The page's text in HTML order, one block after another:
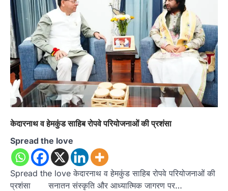
केदारनाथ व हेमकुंड साहिब रोपवे परियोजनाओं की प्रशंसा
Spread the love
Spread the love केदारनाथ व हेमकुंड साहिब रोपवे परियोजनाओं की
प्रशंसा सनातन संस्कृति और आध्यात्मिक जागरण पर…